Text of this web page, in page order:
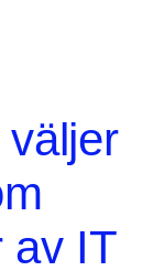
av IT